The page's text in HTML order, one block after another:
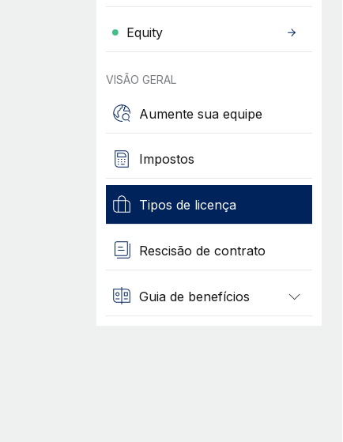
Equity
VISÃO GERAL
Aumente sua equipe
Impostos
Tipos de licença
Rescisão de contrato
Guia de benefícios